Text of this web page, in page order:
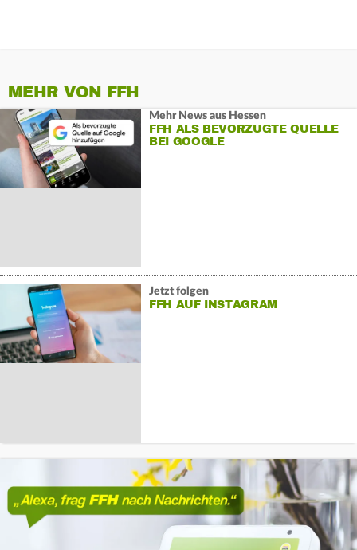
MEHR VON FFH
Mehr News aus Hessen
FFH ALS BEVORZUGTE QUELLE
BEI GOOGLE
Jetzt folgen
FFH AUF INSTAGRAM